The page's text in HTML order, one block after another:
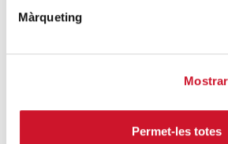
Màrqueting
Permet-les totes
DARRERES ENTRADES
Càritas expressa la seva
la situació a Ceuta i fa una